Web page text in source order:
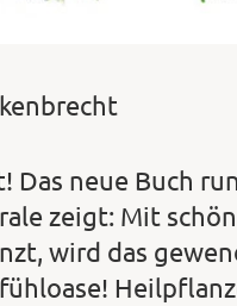
Das neue Buch
zeigt: Mit
wird das